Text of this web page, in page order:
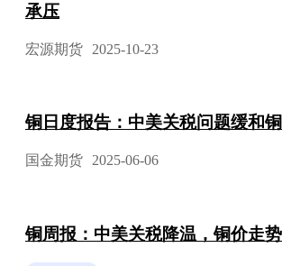
承压
宏源期货 2025-10-23
铜日度报告：中美关税问题缓和
国金期货 2025-06-06
铜周报：中美关税降温，铜价走